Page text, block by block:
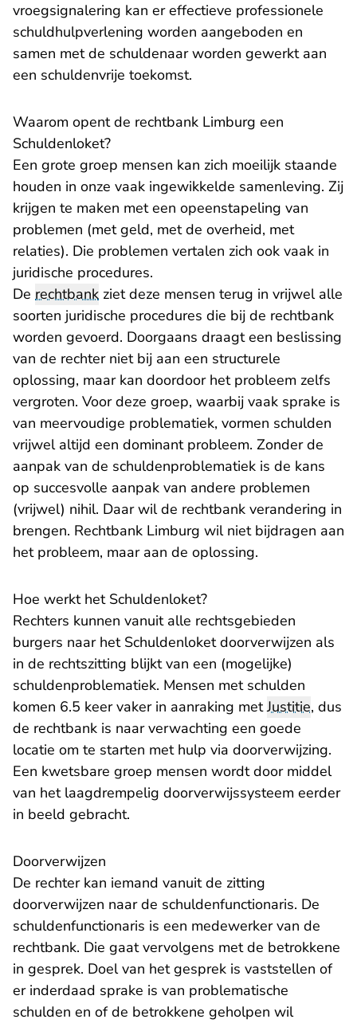
vroegsignalering kan er effectieve professionele
schuldhulpverlening worden aangeboden en
samen met de schuldenaar worden gewerkt aan
een schuldenvrije toekomst.
Waarom opent de rechtbank Limburg een
Schuldenloket?
Een grote groep mensen kan zich moeilijk staande
houden in onze vaak ingewikkelde samenleving. Zij
krijgen te maken met een opeenstapeling van
problemen (met geld, met de overheid, met
relaties). Die problemen vertalen zich ook vaak in
juridische procedures.
De rechtbank ziet deze mensen terug in vrijwel alle
soorten juridische procedures die bij de rechtbank
worden gevoerd. Doorgaans draagt een beslissing
van de rechter niet bij aan een structurele
oplossing, maar kan doordoor het probleem zelfs
vergroten. Voor deze groep, waarbij vaak sprake is
van meervoudige problematiek, vormen schulden
vrijwel altijd een dominant probleem. Zonder de
aanpak van de schuldenproblematiek is de kans
op succesvolle aanpak van andere problemen
(vrijwel) nihil. Daar wil de rechtbank verandering in
brengen. Rechtbank Limburg wil niet bijdragen aan
het probleem, maar aan de oplossing.
Hoe werkt het Schuldenloket?
Rechters kunnen vanuit alle rechtsgebieden
burgers naar het Schuldenloket doorverwijzen als
in de rechtszitting blijkt van een (mogelijke)
schuldenproblematiek. Mensen met schulden
komen 6.5 keer vaker in aanraking metJustitie, dus
de rechtbank is naar verwachting een goede
locatie om te starten met hulp via doorverwijzing.
Een kwetsbare groep mensen wordt door middel
van het laagdrempelig doorverwijssysteem eerder
in beeld gebracht.
Doorverwijzen
De rechter kan iemand vanuit de zitting
doorverwijzen naar de schuldenfunctionaris. De
schuldenfunctionaris is een medewerker van de
rechtbank. Die gaat vervolgens met de betrokkene
in gesprek. Doel van het gesprek is vaststellen of
er inderdaad sprake is van problematische
schulden en of de betrokkene geholpen wil